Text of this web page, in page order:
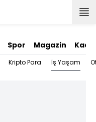
Spor Magazin
Kripto Para İş Yaşam